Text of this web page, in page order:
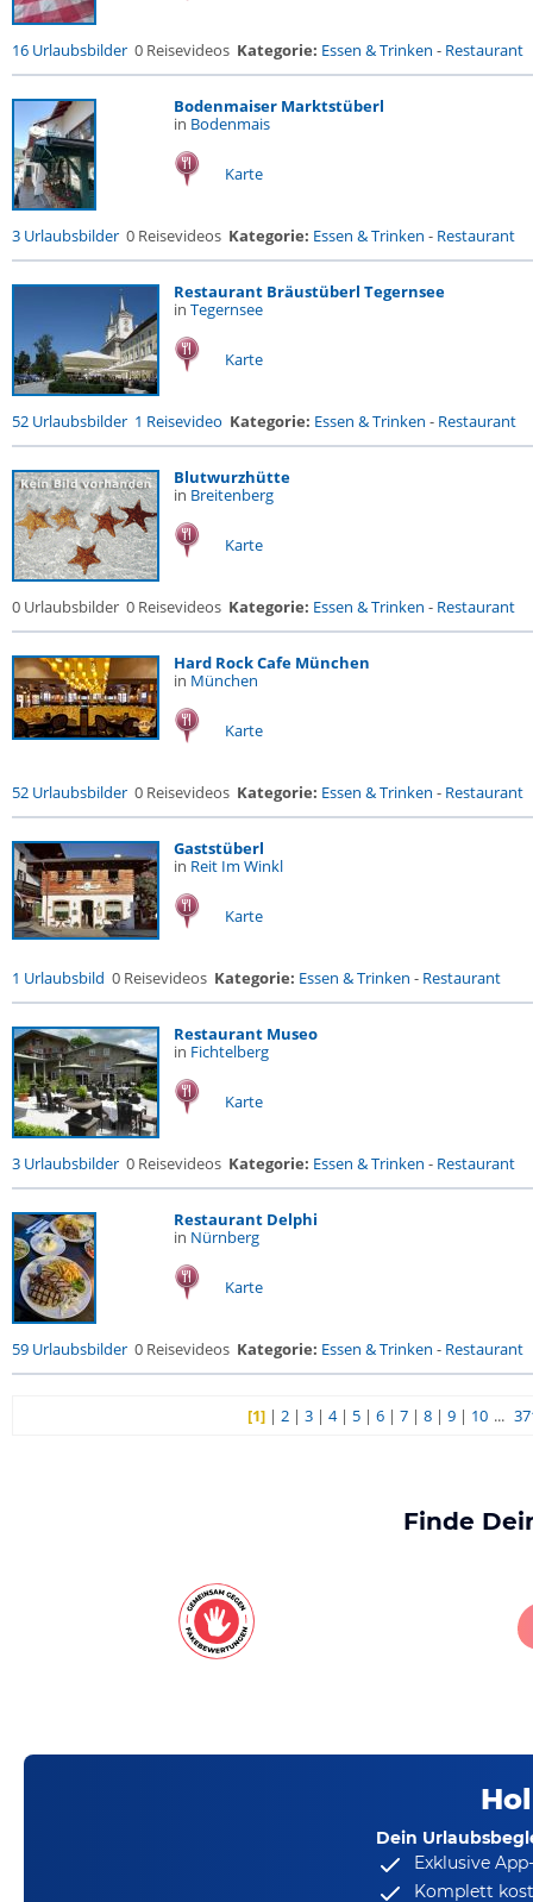
16 Urlaubsbilder 0 Reisevideos Kategorie: Essen & Trinken - Restaurant
Bodenmaiser Marktstüberl
in Bodenmais
Karte
3 Urlaubsbilder 0 Reisevideos Kategorie: Essen & Trinken - Restaurant
Restaurant Bräustüberl Tegernsee
in Tegernsee
Karte
52 Urlaubsbilder 1 Reisevideo Kategorie: Essen & Trinken - Restaurant
Blutwurzhütte
in Breitenberg
Karte
0 Urlaubsbilder 0 Reisevideos Kategorie: Essen & Trinken - Restaurant
Hard Rock Cafe München
in München
Karte
52 Urlaubsbilder 0 Reisevideos Kategorie: Essen & Trinken - Restaurant
Gaststüberl
in Reit Im Winkl
Karte
1 Urlaubsbild 0 Reisevideos Kategorie: Essen & Trinken - Restaurant
Restaurant Museo
in Fichtelberg
Karte
3 Urlaubsbilder 0 Reisevideos Kategorie: Essen & Trinken - Restaurant
Restaurant Delphi
in Nürnberg
Karte
59 Urlaubsbilder 0 Reisevideos Kategorie: Essen & Trinken - Restaurant
[1] |2 |3 |4| 5 |6 |7 |8 |9 | 10 ...
Finde
Dein
Exklusive
Komplett